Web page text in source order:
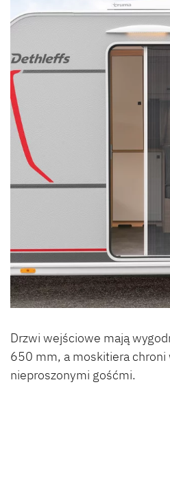
Drzwi wejściowe mają
650 mm, a moskitiera chroni
nieproszonymi gośćmi.